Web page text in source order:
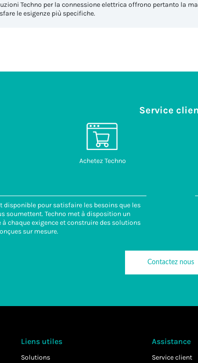
Techno per la connessione elettrica offrono pertanto la
le esigenze più specifiche.
Service
Achetez Techno
disponible pour satisfaire les besoins que les
soumettent. Techno met à disposition un
chaque exigence et construire des solutions
sur mesure.
Contactez nous
Liens utiles
Solutions
Assistance
Service client